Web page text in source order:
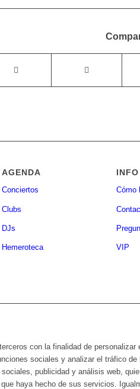
AGENDA
Conciertos
Clubs
DJs
Hemeroteca
INFO
Cómo
VIP
con la finalidad de
sociales y analizar el tráfico
publicidad y análisis web,
haya hecho de sus servicios.